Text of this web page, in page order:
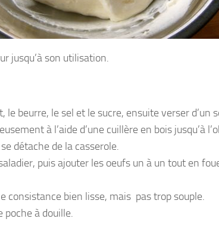
jusqu’à son utilisation.
le beurre, le sel et le sucre, ensuite verser d’un
à l’aide d’une cuillère en bois jusqu’à
détache de la casserole.
puis ajouter les oeufs un à un tout en
consistance bien lisse, mais pas trop souple.
poche à douille.